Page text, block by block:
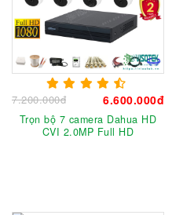
7.200.000đ 6.600.000đ
Trọn bộ 7 camera Dahua HD
CVI 2.0MP Full HD